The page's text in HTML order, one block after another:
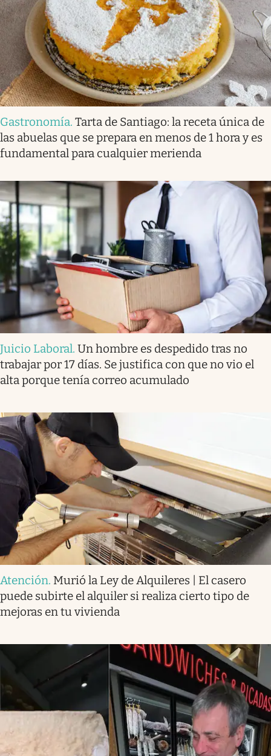
Gastronomía. Tarta de Santiago: la receta única de
las abuelas que se prepara en menos de 1 hora y es
fundamental para cualquier merienda
Juicio Laboral. Un hombre es despedido tras no
trabajar por 17 días. Se justifica con que no vio el
alta porque tenía correo acumulado
Atención. Murió la Ley de Alquileres | El casero
puede subirte el alquiler si realiza cierto tipo de
mejoras en tu vivienda